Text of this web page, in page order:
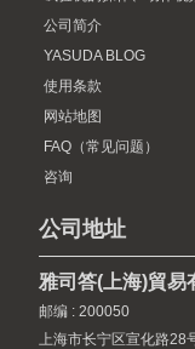
公司简介
YASUDA BLOG
使用条款
网站地图
FAQ（常见问题）
咨询
公司地址
雅司答(上海)貿易
邮编 : 200050
上海市长宁区宣化路28